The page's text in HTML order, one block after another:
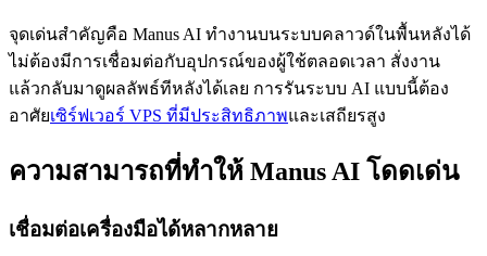
จุดเด่นสำคัญคือ Manus AI ทำงานบนระบบคลาวด์ในพื้นหลังได้
ไม่ต้องมีการเชื่อมต่อกับอุปกรณ์ของผู้ใช้ตลอดเวลา สั่งงาน
แล้วกลับมาดูผลลัพธ์ทีหลังได้เลย การรันระบบ AI แบบนี้ต้อง
อาศัยเซิร์ฟเวอร์ VPS ที่มีประสิทธิภาพและเสถียรสูง
ความสามารถที่ทำให้ Manus AI โดดเด่น
เชื่อมต่อเครื่องมือได้หลากหลาย